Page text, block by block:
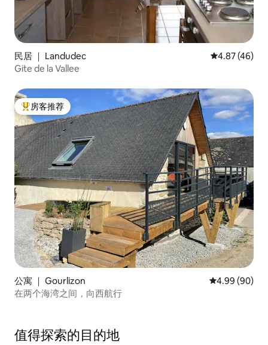
民居 ｜ Landudec 平均评分
4.87 (46)
Gite de la Vallee
热门「房客推荐」
房客推荐
公寓 ｜ Gourlizon 平均评分 4.99
4.99 (90)
在两个海湾之间，向西航行
值得探索的目的地